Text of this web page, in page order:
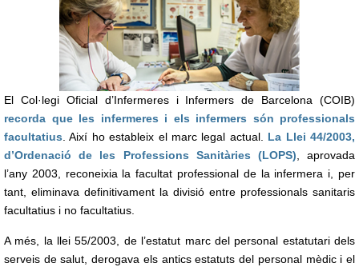
El Col·legi Oficial d’Infermeres i Infermers de Barcelona (COIB)
recorda que les infermeres i els infermers són professionals
facultatius. Així ho estableix el marc legal actual. La Llei 44/2003,
d’Ordenació de les Professions Sanitàries (LOPS), aprovada
l’any 2003, reconeixia la facultat professional de la infermera i, per
tant, eliminava definitivament la divisió entre professionals sanitaris
facultatius i no facultatius.
A més, la llei 55/2003, de l’estatut marc del personal estatutari dels
serveis de salut, derogava els antics estatuts del personal mèdic i el